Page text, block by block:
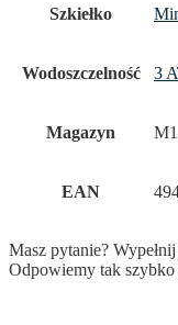
Szkiełko
Wodoszczelność 3
Magazyn M1
EAN
Masz pytanie?
Odpowiemy tak